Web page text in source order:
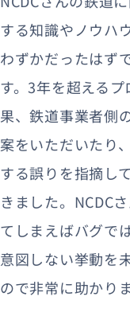
する知識やノウハ
わずかだったはず
す。3年を超える
果、鉄道事業者側
案をいただいたり
する誤りを指摘し
きました。NCDC
てしまえばバグで
意図しない挙動を
ので非常に助かり